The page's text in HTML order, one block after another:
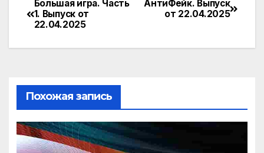
e
gr
a
n
kl
s
s
ni
ki
itt
п
а
т
ь
Навигация
по
АнтиФейк. Выпуск
от 22.04.2025
Большая игра. Часть
1. Выпуск от
22.04.2025
Похожая запись